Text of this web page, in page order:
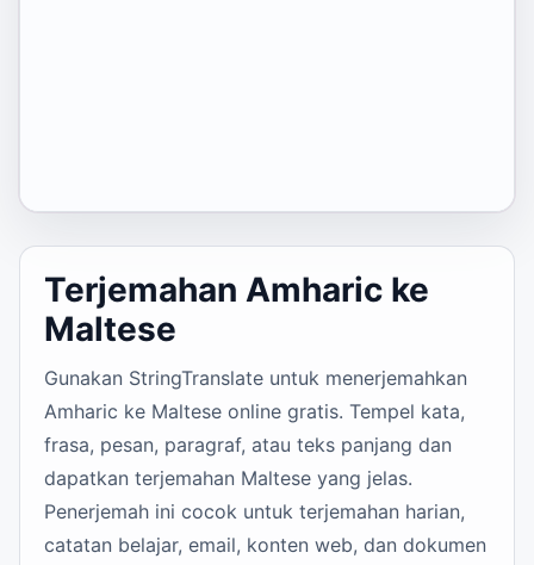
Terjemahan Amharic ke
Maltese
Gunakan StringTranslate untuk menerjemahkan
Amharic ke Maltese online gratis. Tempel kata,
frasa, pesan, paragraf, atau teks panjang dan
dapatkan terjemahan Maltese yang jelas.
Penerjemah ini cocok untuk terjemahan harian,
catatan belajar, email, konten web, dan dokumen